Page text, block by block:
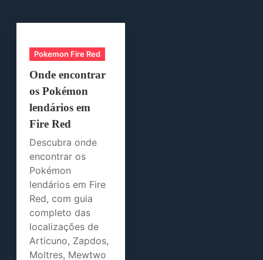
Pokemon Fire Red
Onde encontrar
os Pokémon
lendários em
Fire Red
Descubra onde
encontrar os
Pokémon
lendários em Fire
Red, com guia
completo das
localizações de
Articuno, Zapdos,
Moltres, Mewtwo